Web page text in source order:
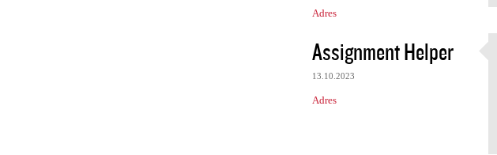
Adres
Assignment Helper
13.10.2023
Adres